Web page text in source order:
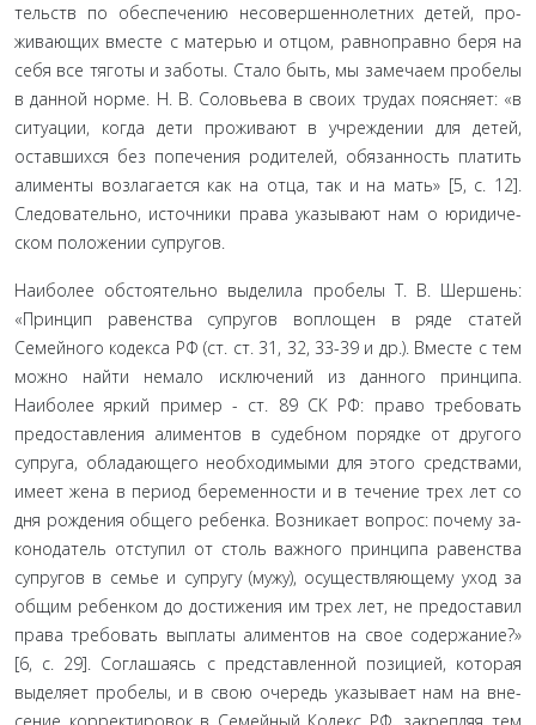
тельств по обеспечению несовершеннолетних детей, про­
живающих вместе с матерью и отцом, равноправно беря на
себя все тяготы и заботы. Стало быть, мы замечаем пробелы
в данной норме. Н. В. Соловьева в своих трудах поясняет: «в
ситуации, когда дети проживают в учреждении для детей,
оставшихся без попечения родителей, обязанность платить
алименты возлагается как на отца, так и на мать» [5, с. 12].
Следовательно, источники права указывают нам о юридиче­
ском положении супругов.
Наиболее обстоятельно выделила пробелы Т. В. Шер­шень:
«Принцип равенства супругов воплощен в ряде ста­тей
Семейного кодекса РФ (ст. ст. 31, 32, 33-39 и др.). Вместе с тем
можно найти немало исключений из данного принци­па.
Наиболее яркий пример - ст. 89 СК РФ: право требовать
предоставления алиментов в судебном порядке от другого
супруга, обладающего необходимыми для этого средствами,
имеет жена в период беременности и в течение трех лет со
дня рождения общего ребенка. Возникает вопрос: почему за­
конодатель отступил от столь важного принципа равенства
супругов в семье и супругу (мужу), осуществляющему уход за
общим ребенком до достижения им трех лет, не предоставил
права требовать выплаты алиментов на свое содержание?»
[6, с. 29]. Соглашаясь с представленной позицией, которая
выделяет пробелы, и в свою очередь указывает нам на вне­